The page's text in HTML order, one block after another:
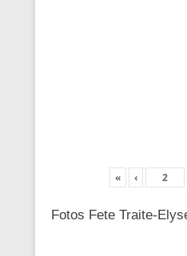
« ‹
Fotos Fete Traite-